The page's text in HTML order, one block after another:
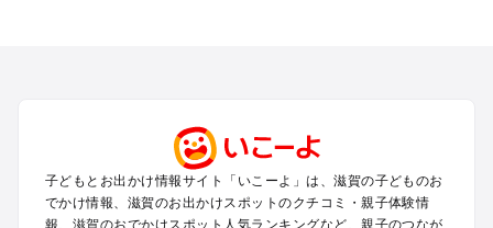
信楽・甲賀のプールお出かけ
湖西（琵琶湖）のプールお出かけ
雄琴・堅田のプールお出かけ
子どもとお出かけ情報サイト「いこーよ」は、滋賀の子どものお
でかけ情報、滋賀のお出かけスポットのクチコミ・親子体験情
報、滋賀のおでかけスポット人気ランキングなど、親子のつなが